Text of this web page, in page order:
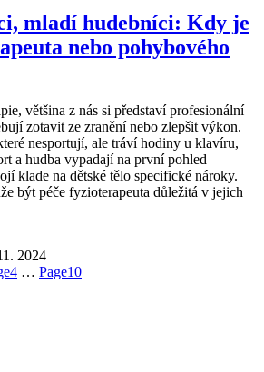
mladí hudebníci: Kdy je
nebo pohybového
většina z nás si představí profesionální
zotavit ze zranění nebo zlepšit výkon.
nesportují, ale tráví hodiny u klavíru,
a hudba vypadají na první pohled
klade na dětské tělo specifické nároky.
být péče fyzioterapeuta důležitá v jejich
2024
4 … Page10